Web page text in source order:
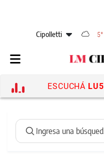
Cipolletti 5°
ESCUCHÁ LU5